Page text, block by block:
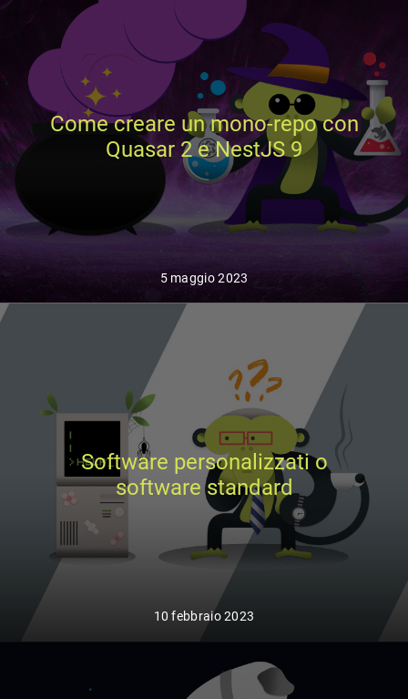
Come creare un mono-repo con
Quasar 2 e NestJS 9
5 maggio 2023
Software personalizzati o
software standard
10 febbraio 2023